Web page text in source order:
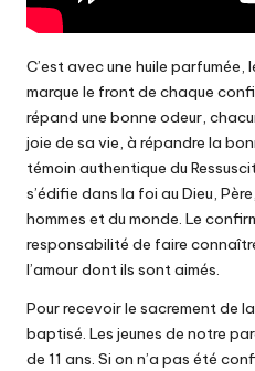
t
s
d
u
S
u
z
o
n
C’est avec une huile parfumée,
marque le front de chaque
répand une bonne odeur,
joie de sa vie, à répandre la
témoin authentique du
s’édifie dans la foi au Dieu,
hommes et du monde. Le
responsabilité de faire
l’amour dont ils sont aimés.
Pour recevoir le sacrement de
baptisé. Les jeunes de notre
de 11 ans. Si on n’a pas été